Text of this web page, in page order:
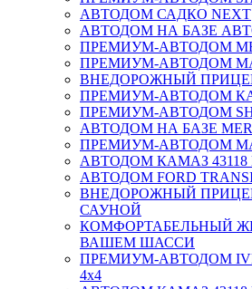
АВТОДОМ САДКО NEXT
АВТОДОМ НА БАЗЕ
ПРЕМИУМ-АВТОДОМ
ПРЕМИУМ-АВТОДОМ
ВНЕДОРОЖНЫЙ
ПРЕМИУМ-АВТОДОМ
ПРЕМИУМ-АВТОДОМ
АВТОДОМ НА БАЗЕ
ПРЕМИУМ-АВТОДОМ
АВТОДОМ КАМАЗ 43118
АВТОДОМ FORD
ВНЕДОРОЖНЫЙ
САУНОЙ
КОМФОРТАБЕЛЬНЫЙ
ВАШЕМ ШАССИ
ПРЕМИУМ-АВТОДОМ
4х4